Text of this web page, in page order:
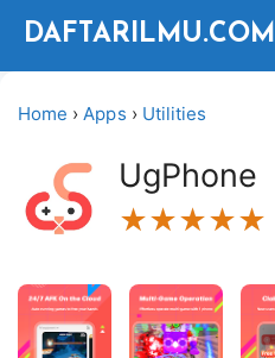
Langsung
DAFTARILMU.COM
Home ›Apps › Utilities
UgPhone
★★★★★
★★★★★